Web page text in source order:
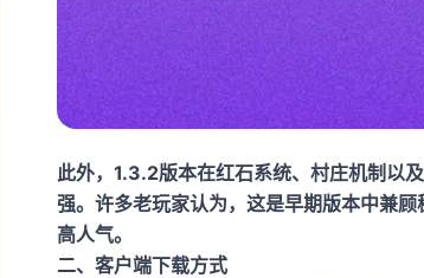
此外，1.3.2版本在红石系统、村庄机制以
强。许多老玩家认为，这是早期版本中兼
高人气。
二、客户端下载方式